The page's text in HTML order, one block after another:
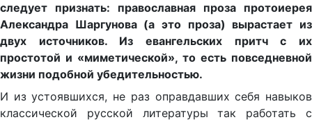
следует признать: православная проза протоиерея
Александра Шаргунова (а это проза) вырастает из
двух источников. Из евангельских притч с их
простотой и «миметической», то есть повседневной
жизни подобной убедительностью.
И из устоявшихся, не раз оправдавших себя навыков
классической русской литературы так работать с